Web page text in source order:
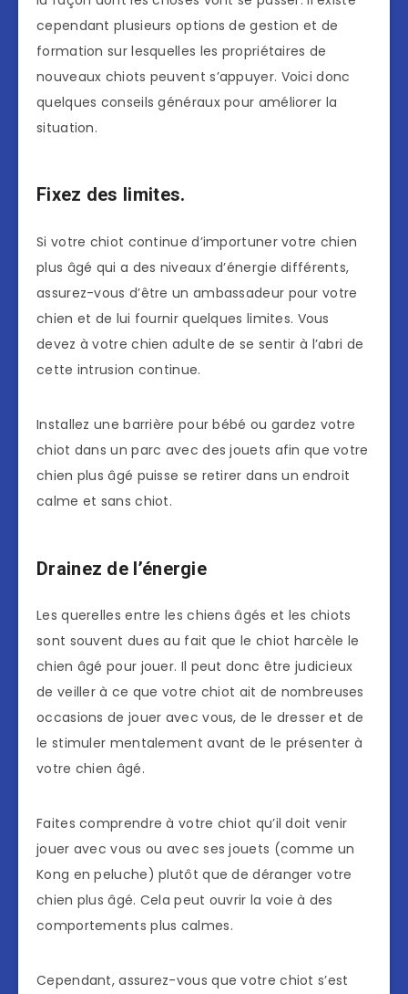
cependant plusieurs options de gestion et de
formation sur lesquelles les propriétaires de
nouveaux chiots peuvent s’appuyer. Voici donc
quelques conseils généraux pour améliorer la
situation.
Fixez des limites.
Si votre chiot continue d’importuner votre chien
plus âgé qui a des niveaux d’énergie différents,
assurez-vous d’être un ambassadeur pour votre
chien et de lui fournir quelques limites. Vous
devez à votre chien adulte de se sentir à l’abri de
cette intrusion continue.
Installez une barrière pour bébé ou gardez votre
chiot dans un parc avec des jouets afin que votre
chien plus âgé puisse se retirer dans un endroit
calme et sans chiot.
Drainez de l’énergie
Les querelles entre les chiens âgés et les chiots
sont souvent dues au fait que le chiot harcèle le
chien âgé pour jouer. Il peut donc être judicieux
de veiller à ce que votre chiot ait de nombreuses
occasions de jouer avec vous, de le dresser et de
le stimuler mentalement avant de le présenter à
votre chien âgé.
Faites comprendre à votre chiot qu’il doit venir
jouer avec vous ou avec ses jouets (comme un
Kong en peluche) plutôt que de déranger votre
chien plus âgé. Cela peut ouvrir la voie à des
comportements plus calmes.
Cependant, assurez-vous que votre chiot s’est